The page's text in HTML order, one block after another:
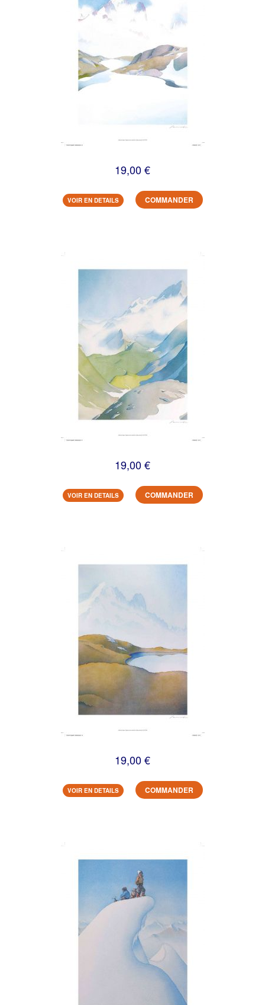
19,00 €
VOIR EN DETAILS COMMANDER
19,00 €
VOIR EN DETAILS COMMANDER
19,00 €
VOIR EN DETAILS COMMANDER